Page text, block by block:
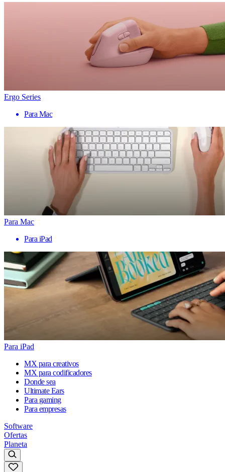
Ergo Series
Para Mac
Para Mac
Para iPad
Para iPad
MX para creativos
MX para codificadores
Donde sea
Ultimate Ears
Para gaming
Para empresas
Software
Ofertas
Planeta